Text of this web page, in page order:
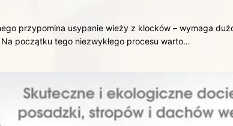
przypomina usypanie wieży z klocków – wymaga
początku tego niezwykłego procesu warto…